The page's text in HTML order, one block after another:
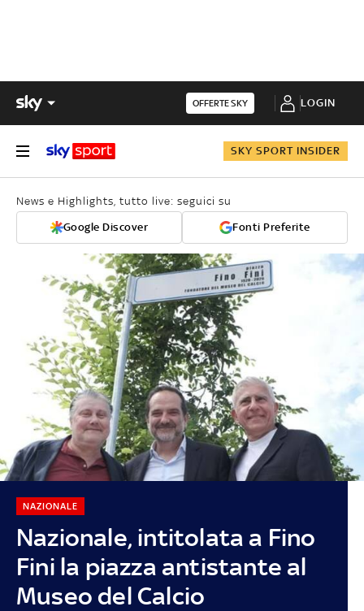
OFFERTE SKY LOGIN
SKY SPORT INSIDER
News e Highlights, tutto live: seguici su
Google Discover Fonti Preferite
Nazionale, intitolata a Fino
Fini la piazza antistante al
Museo del Calcio
NAZIONALE